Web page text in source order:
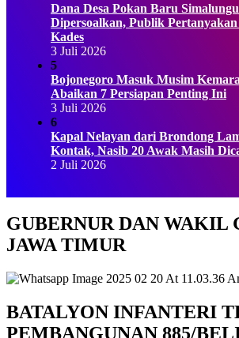
Dana Desa Pokan Baru
Dipersoalkan, Publik
Kades
3 Juli 2026
5
Bojonegoro Masuk Musim
Abaikan 7 Persiapan Penting Ini
3 Juli 2026
6
Kapal Nelayan dari Brondong
Kontak, Nasib 20 Awak Masih
2 Juli 2026
GUBERNUR DAN WAKIL
JAWA TIMUR
BATALYON INFANTERI
PEMBANGUNAN 885/